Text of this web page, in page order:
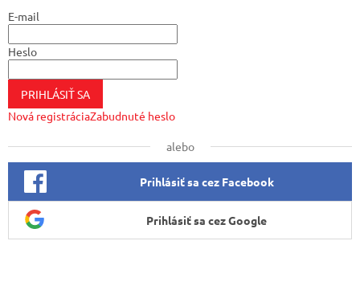
E-mail
Heslo
PRIHLÁSIŤ SA
Nová registráciaZabudnuté heslo
alebo
Prihlásiť sa cez Facebook
Prihlásiť sa cez Google